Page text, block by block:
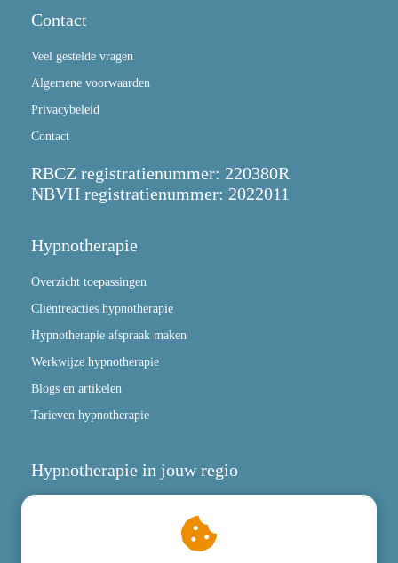
Contact
Veel gestelde vragen
Algemene voorwaarden
Privacybeleid
Contact
RBCZ registratienummer: 220380R
NBVH registratienummer: 2022011
Hypnotherapie
Overzicht toepassingen
Cliëntreacties hypnotherapie
Hypnotherapie afspraak maken
Werkwijze hypnotherapie
Blogs en artikelen
Tarieven hypnotherapie
Hypnotherapie in jouw regio
Kevin Boeren Hypnotherapeut